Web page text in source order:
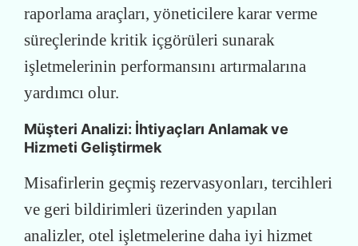
raporlama araçları, yöneticilere karar verme
süreçlerinde kritik içgörüleri sunarak
işletmelerinin performansını artırmalarına
yardımcı olur.
Müşteri Analizi: İhtiyaçları Anlamak ve
Hizmeti Geliştirmek
Misafirlerin geçmiş rezervasyonları, tercihleri
ve geri bildirimleri üzerinden yapılan
analizler, otel işletmelerine daha iyi hizmet